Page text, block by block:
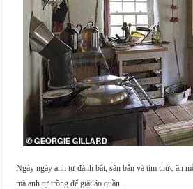
Ngày ngày anh tự đánh bắt, săn bắn và tìm thức ăn
mà anh tự trồng để giặt áo quần.